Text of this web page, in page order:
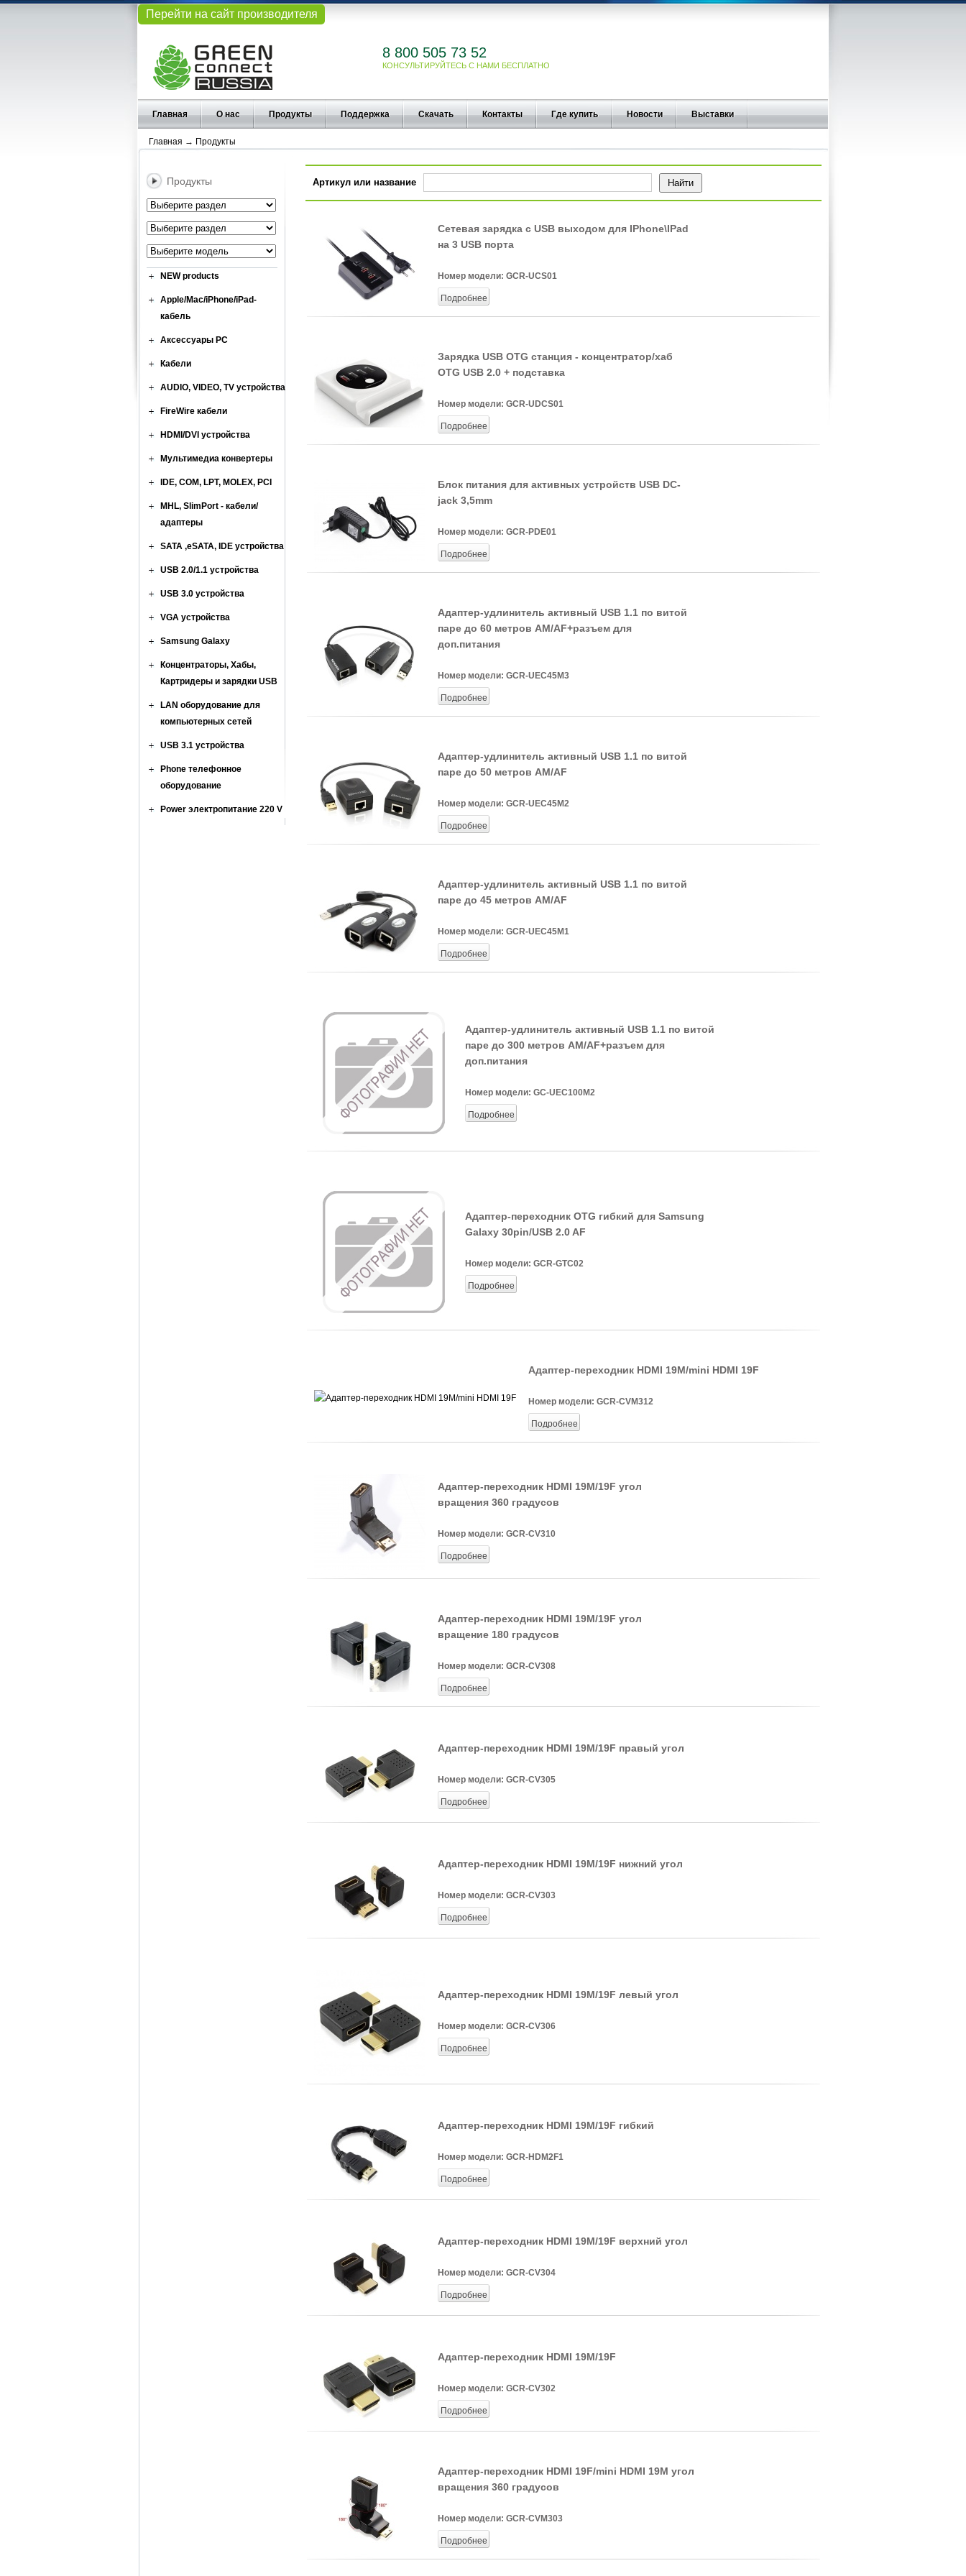
Перейти на сайт производителя
8 800 505 73 52
КОНСУЛЬТИРУЙТЕСЬ С НАМИ БЕСПЛАТНО
Главная О нас Продукты Поддержка Скачать Контакты Где купить Новости Выставки
Главная → Продукты
Продукты
NEW products
Apple/Mac/iPhone/iPad-
кабель
Аксессуары PC
Кабели
AUDIO, VIDEO, TV устройства
FireWire кабели
HDMI/DVI устройства
Мультимедиа конвертеры
IDE, COM, LPT, MOLEX, PCI
MHL, SlimPort - кабели/
адаптеры
SATA ,eSATA, IDE устройства
USB 2.0/1.1 устройства
USB 3.0 устройства
VGA устройства
Samsung Galaxy
Концентраторы, Хабы,
Картридеры и зарядки USB
LAN оборудование для
компьютерных сетей
USB 3.1 устройства
Phone телефонное
оборудование
Power электропитание 220 V
Артикул или название
Сетевая зарядка с USB выходом для IPhone\IPad
на 3 USB порта
Номер модели: GCR-UCS01
Подробнее
Зарядка USB OTG станция - концентратор/хаб
OTG USB 2.0 + подставка
Номер модели: GCR-UDCS01
Подробнее
Блок питания для активных устройств USB DC-
jack 3,5mm
Номер модели: GCR-PDE01
Подробнее
Адаптер-удлинитель активный USB 1.1 по витой
паре до 60 метров AM/AF+разъем для
доп.питания
Номер модели: GCR-UEC45M3
Подробнее
Адаптер-удлинитель активный USB 1.1 по витой
паре до 50 метров AM/AF
Номер модели: GCR-UEC45M2
Подробнее
Адаптер-удлинитель активный USB 1.1 по витой
паре до 45 метров AM/AF
Номер модели: GCR-UEC45M1
Подробнее
Адаптер-удлинитель активный USB 1.1 по витой
паре до 300 метров AM/AF+разъем для
доп.питания
Номер модели: GC-UEC100M2
Подробнее
Адаптер-переходник OTG гибкий для Samsung
Galaxy 30pin/USB 2.0 AF
Номер модели: GCR-GTC02
Подробнее
Адаптер-переходник HDMI 19M/mini HDMI 19F
Номер модели: GCR-CVM312
Подробнее
Адаптер-переходник HDMI 19M/19F угол
вращения 360 градусов
Номер модели: GCR-CV310
Подробнее
Адаптер-переходник HDMI 19M/19F угол
вращение 180 градусов
Номер модели: GCR-CV308
Подробнее
Адаптер-переходник HDMI 19M/19F правый угол
Номер модели: GCR-CV305
Подробнее
Адаптер-переходник HDMI 19M/19F нижний угол
Номер модели: GCR-CV303
Подробнее
Адаптер-переходник HDMI 19M/19F левый угол
Номер модели: GCR-CV306
Подробнее
Адаптер-переходник HDMI 19M/19F гибкий
Номер модели: GCR-HDM2F1
Подробнее
Адаптер-переходник HDMI 19M/19F верхний угол
Номер модели: GCR-CV304
Подробнее
Адаптер-переходник HDMI 19M/19F
Номер модели: GCR-CV302
Подробнее
Адаптер-переходник HDMI 19F/mini HDMI 19M угол
вращения 360 градусов
Номер модели: GCR-CVM303
Подробнее